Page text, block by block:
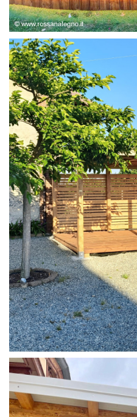
STRUTTURA ABETE
LARICE,
PERGOLA CON PAVIMENTO